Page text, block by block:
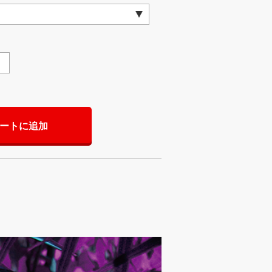
トに追加